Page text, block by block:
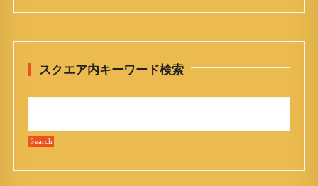
スクエア内キーワード検索